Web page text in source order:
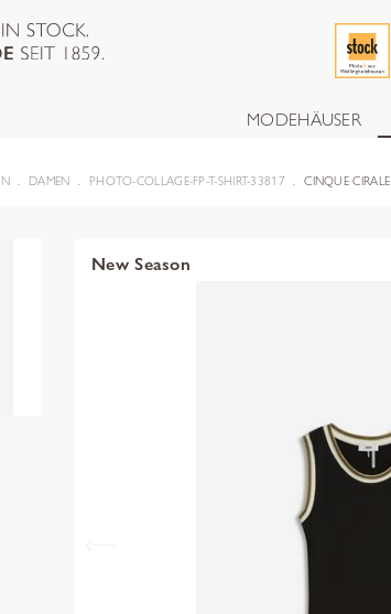
MODEHÄUSER
DAMEN PHOTO-COLLAGE-FP-T-SHIRT-33817 CINQUE CIRALE
New Season